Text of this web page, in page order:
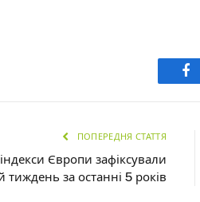
ПОПЕРЕДНЯ СТАТТЯ
Європи зафіксували
тиждень за останні 5 років